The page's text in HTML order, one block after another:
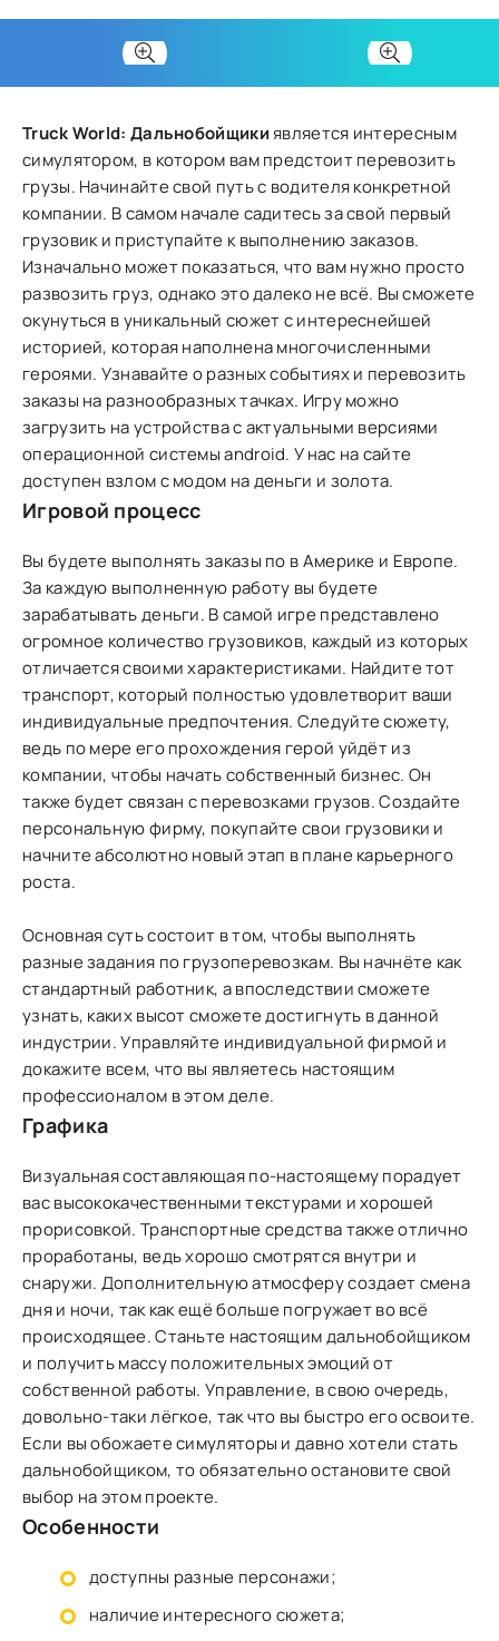
Truck World: Дальнобойщикиявляется интересным
симулятором, в котором вам предстоит перевозить
грузы. Начинайте свой путь с водителя конкретной
компании. В самом начале садитесь за свой первый
грузовик и приступайте к выполнению заказов.
Изначально может показаться, что вам нужно просто
развозить груз, однако это далеко не всё. Вы сможете
окунуться в уникальный сюжет с интереснейшей
историей, которая наполнена многочисленными
героями. Узнавайте о разных событиях и перевозить
заказы на разнообразных тачках. Игру можно
загрузить на устройства с актуальными версиями
операционной системы android. У нас на сайте
доступен взлом с модом на деньги и золота.
Игровой процесс
Вы будете выполнять заказы по в Америке и Европе.
За каждую выполненную работу вы будете
зарабатывать деньги. В самой игре представлено
огромное количество грузовиков, каждый из которых
отличается своими характеристиками. Найдите тот
транспорт, который полностью удовлетворит ваши
индивидуальные предпочтения. Следуйте сюжету,
ведь по мере его прохождения герой уйдёт из
компании, чтобы начать собственный бизнес. Он
также будет связан с перевозками грузов. Создайте
персональную фирму, покупайте свои грузовики и
начните абсолютно новый этап в плане карьерного
роста.
Основная суть состоит в том, чтобы выполнять
разные задания по грузоперевозкам. Вы начнёте как
стандартный работник, а впоследствии сможете
узнать, каких высот сможете достигнуть в данной
индустрии. Управляйте индивидуальной фирмой и
докажите всем, что вы являетесь настоящим
профессионалом в этом деле.
Графика
Визуальная составляющая по-настоящему порадует
вас высококачественными текстурами и хорошей
прорисовкой. Транспортные средства также отлично
проработаны, ведь хорошо смотрятся внутри и
снаружи. Дополнительную атмосферу создает смена
дня и ночи, так как ещё больше погружает во всё
происходящее. Станьте настоящим дальнобойщиком
и получить массу положительных эмоций от
собственной работы. Управление, в свою очередь,
довольно-таки лёгкое, так что вы быстро его освоите.
Если вы обожаете симуляторы и давно хотели стать
дальнобойщиком, то обязательно остановите свой
выбор на этом проекте.
Особенности
доступны разные персонажи;
наличие интересного сюжета;